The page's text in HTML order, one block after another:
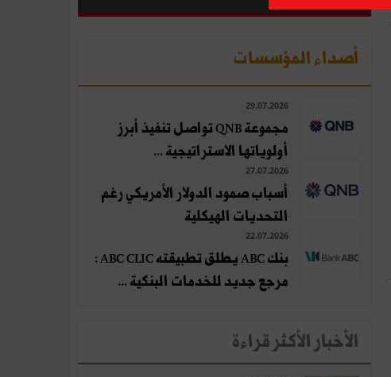
أصداء المؤسسات
29.07.2026
مجموعة QNB تواصل تنفيذ أبرز
أولوياتها الاستراتيجية ...
27.07.2026
أسباب صمود الدولار الأمريكي رغم
التحديات الهيكلية
22.07.2026
بنك ABC يطلق تطبيقته ABC CLIC :
مرجع جديد للخدمات البنكية ...
الأخبار الأكثر قراءة